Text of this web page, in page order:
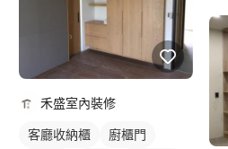
禾盛室內裝修
客廳收納櫃
廚櫃門